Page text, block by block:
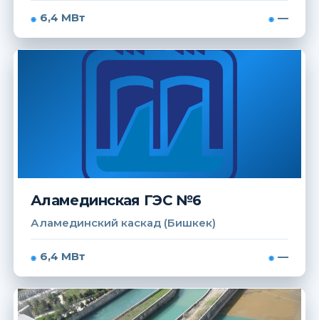
6,4 МВт —
Аламединская ГЭС №6
Аламединский каскад (Бишкек)
6,4 МВт —